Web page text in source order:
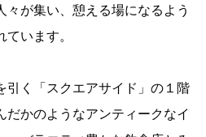
々が集い、憩える場になるよう
います。
引く「スクエアサイド」の１階
だかのようなアンティークなイ